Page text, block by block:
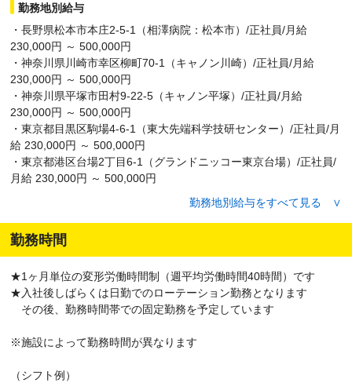
勤務地別給与
・長野県松本市本庄2-5-1（相澤病院：松本市）/正社員/月給
230,000円 ～ 500,000円
・神奈川県川崎市幸区柳町70-1（キャノン川崎）/正社員/月給
230,000円 ～ 500,000円
・神奈川県平塚市田村9-22-5（キャノン平塚）/正社員/月給
230,000円 ～ 500,000円
・東京都目黒区駒場4-6-1（東大先端科学技研センター）/正社員/月
給 230,000円 ～ 500,000円
・東京都港区台場2丁目6-1（グランドニッコー東京台場）/正社員/
月給 230,000円 ～ 500,000円
・東京都府中市朝日町3-15-1（警視庁警察学校）/正社員/月給
・東京都新宿区新宿3-1-20（メットライフ新宿スクエア）/正社員/
月給 230,000円 ～ 500,000円
・東京都新宿区西新宿3丁目7-1（パークハイアット東京）/正社員/
月給 230,000円 ～ 500,000円
・東京都大田区下丸子3-30-2（キヤノン下丸子）/正社員/月給
230,000円 ～ 500,000円
月給 230,000円 ～ 500,000円
社員/月給 230,000円 ～ 500,000円
勤務地別給与をすべて見る ∨
勤務時間
★1ヶ月単位の変形労働時間制（週平均労働時間40時間）です
★入社後しばらくは日勤でのローテーション勤務となります
その後、勤務時間帯での固定勤務を予定しています
※施設によって勤務時間が異なります
（シフト例）